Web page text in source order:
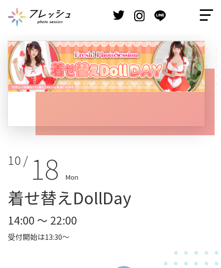
10 / 18 Mon
着せ替えDollDay
14:00 ～ 22:00
受付開始は13:30～